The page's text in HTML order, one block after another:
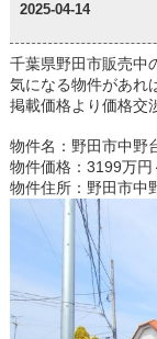
2025-04-14
千葉県野田市販売中
気になる物件があれ
掲載価格より価格交
物件名：野田市中
物件価格：3199万円
物件住所：野田市中